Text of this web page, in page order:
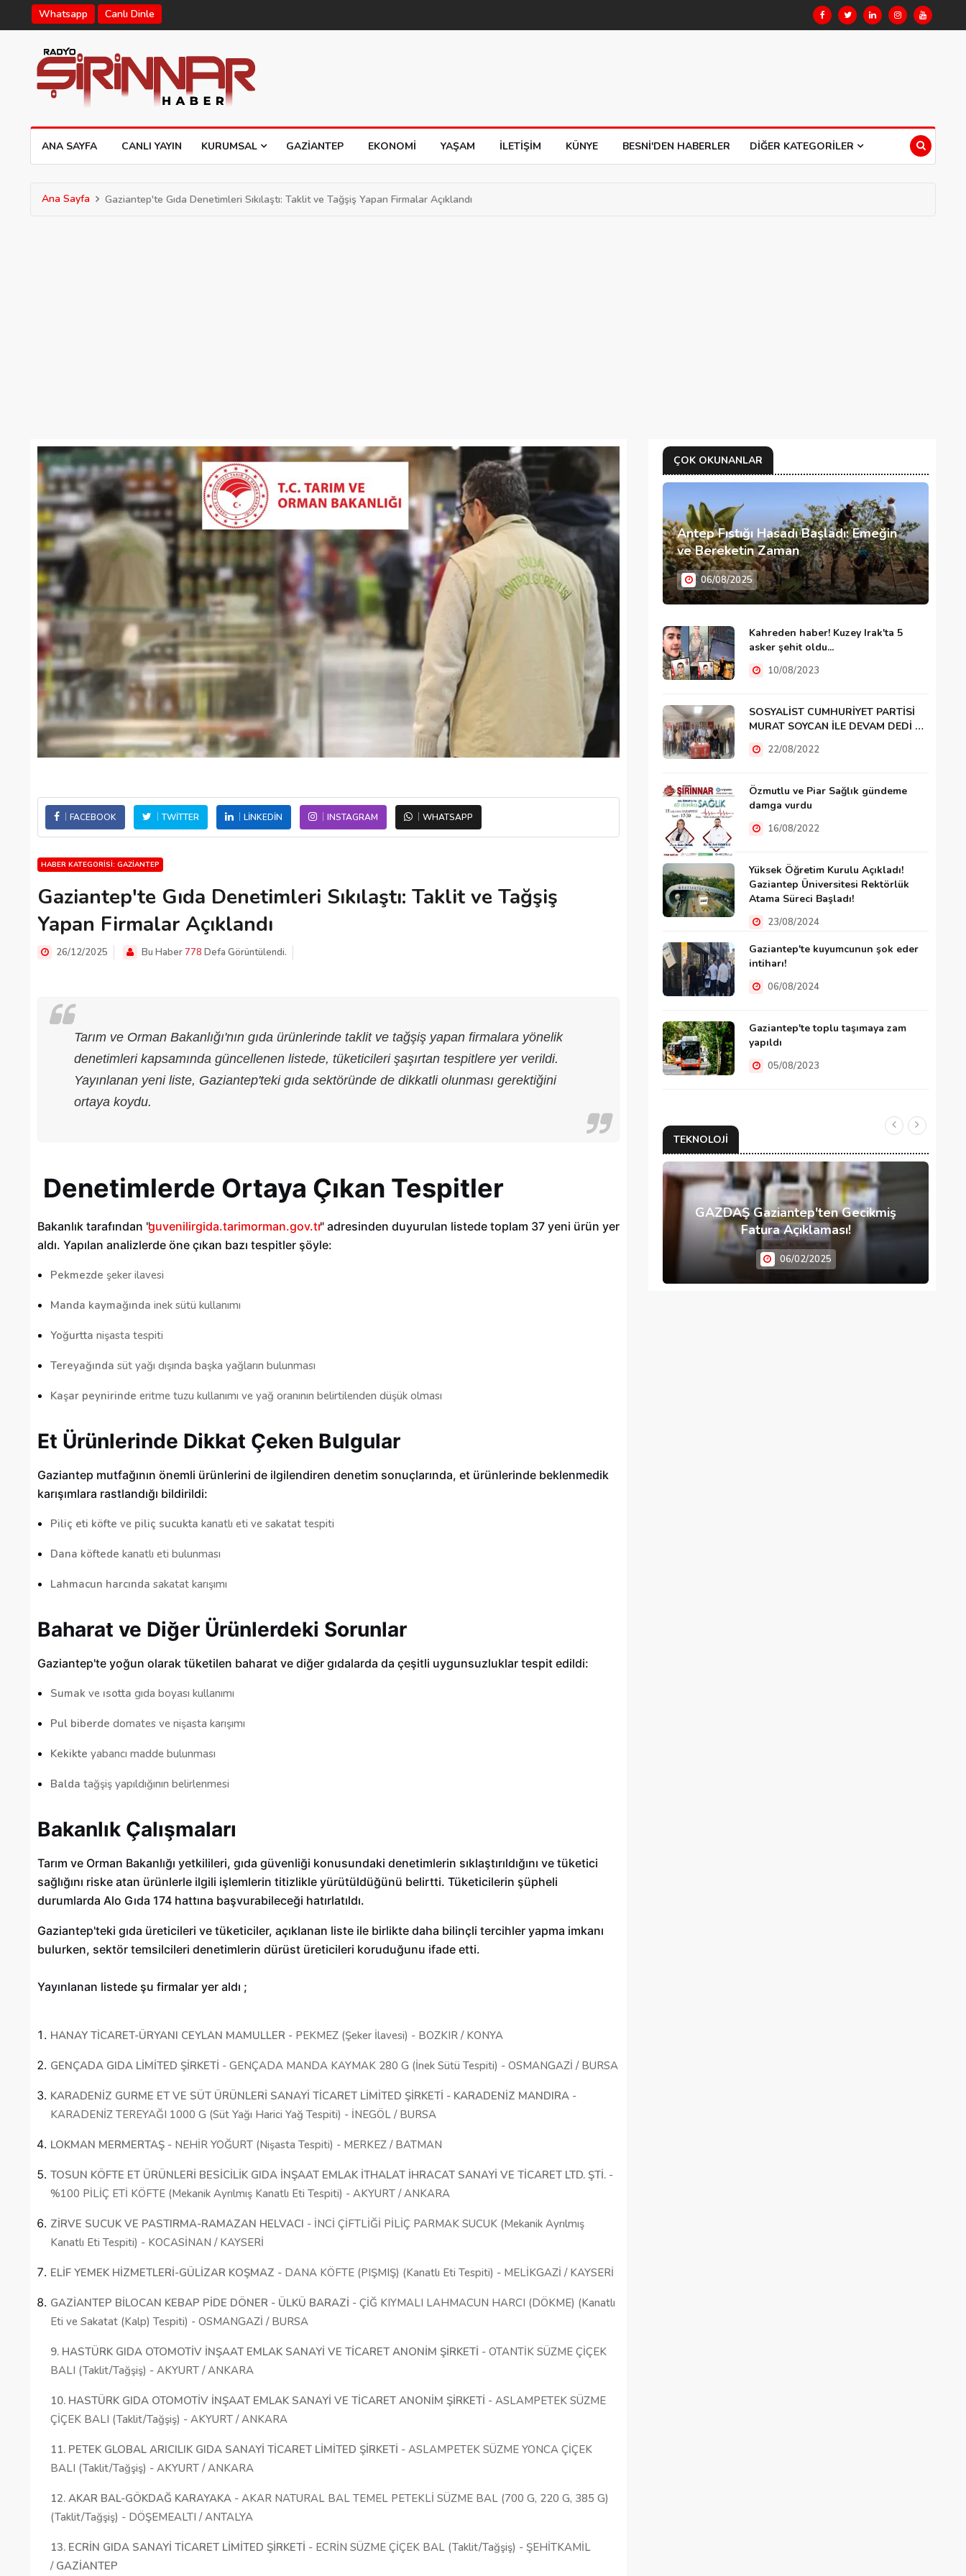
Whatsapp Canlı Dinle
ANA SAYFA CANLI YAYIN KURUMSAL GAZIANTEP EKONOMI YAŞAM İLETIŞIM KÜNYE BESNI'DEN HABERLER DIĞER KATEGORILER
Ana Sayfa Gaziantep'te Gıda Denetimleri Sıkılaştı: Taklit ve Tağşiş Yapan Firmalar Açıklandı
FACEBOOK TWITTER LINKEDIN INSTAGRAM WHATSAPP
HABER KATEGORISI: GAZIANTEP
Gaziantep'te Gıda Denetimleri Sıkılaştı: Taklit ve Tağşiş
Yapan Firmalar Açıklandı
26/12/2025 Bu Haber778 Defa Görüntülendi.
Tarım ve Orman Bakanlığı'nın gıda ürünlerinde taklit ve tağşiş yapan firmalara yönelik
denetimleri kapsamında güncellenen listede, tüketicileri şaşırtan tespitlere yer verildi.
Yayınlanan yeni liste, Gaziantep'teki gıda sektöründe de dikkatli olunması gerektiğini
ortaya koydu.
Denetimlerde Ortaya Çıkan Tespitler
Bakanlık tarafından "guvenilirgida.tarimorman.gov.tr" adresinden duyurulan listede toplam 37 yeni ürün yer
aldı. Yapılan analizlerde öne çıkan bazı tespitler şöyle:
Pekmezde şeker ilavesi
Manda kaymağında inek sütü kullanımı
Yoğurtta nişasta tespiti
Tereyağında süt yağı dışında başka yağların bulunması
Kaşar peynirinde eritme tuzu kullanımı ve yağ oranının belirtilenden düşük olması
Et Ürünlerinde Dikkat Çeken Bulgular
Gaziantep mutfağının önemli ürünlerini de ilgilendiren denetim sonuçlarında, et ürünlerinde beklenmedik
karışımlara rastlandığı bildirildi:
Piliç eti köfte ve piliç sucukta kanatlı eti ve sakatat tespiti
Dana köftede kanatlı eti bulunması
Lahmacun harcında sakatat karışımı
Baharat ve Diğer Ürünlerdeki Sorunlar
Gaziantep'te yoğun olarak tüketilen baharat ve diğer gıdalarda da çeşitli uygunsuzluklar tespit edildi:
Sumak ve ısotta gıda boyası kullanımı
Pul biberde domates ve nişasta karışımı
Kekikte yabancı madde bulunması
Balda tağşiş yapıldığının belirlenmesi
Bakanlık Çalışmaları
Tarım ve Orman Bakanlığı yetkilileri, gıda güvenliği konusundaki denetimlerin sıklaştırıldığını ve tüketici
sağlığını riske atan ürünlerle ilgili işlemlerin titizlikle yürütüldüğünü belirtti. Tüketicilerin şüpheli
durumlarda Alo Gıda 174 hattına başvurabileceği hatırlatıldı.
Gaziantep'teki gıda üreticileri ve tüketiciler, açıklanan liste ile birlikte daha bilinçli tercihler yapma imkanı
bulurken, sektör temsilcileri denetimlerin dürüst üreticileri koruduğunu ifade etti.
Yayınlanan listede şu firmalar yer aldı ;
HANAY TİCARET-ÜRYANI CEYLAN MAMULLER - PEKMEZ (Şeker İlavesi) - BOZKIR / KONYA
GENÇADA GIDA LİMİTED ŞİRKETİ - GENÇADA MANDA KAYMAK 280 G (İnek Sütü Tespiti) - OSMANGAZİ / BURSA
KARADENİZ GURME ET VE SÜT ÜRÜNLERİ SANAYİ TİCARET LİMİTED ŞİRKETİ - KARADENİZ MANDIRA -
KARADENİZ TEREYAĞI 1000 G (Süt Yağı Harici Yağ Tespiti) - İNEGÖL / BURSA
LOKMAN MERMERTAŞ - NEHİR YOĞURT (Nişasta Tespiti) - MERKEZ / BATMAN
TOSUN KÖFTE ET ÜRÜNLERİ BESİCİLİK GIDA İNŞAAT EMLAK İTHALAT İHRACAT SANAYİ VE TİCARET LTD. ŞTİ. -
%100 PİLİÇ ETİ KÖFTE (Mekanik Ayrılmış Kanatlı Eti Tespiti) - AKYURT / ANKARA
ZİRVE SUCUK VE PASTIRMA-RAMAZAN HELVACI - İNCİ ÇİFTLİĞİ PİLİÇ PARMAK SUCUK (Mekanik Ayrılmış
Kanatlı Eti Tespiti) - KOCASİNAN / KAYSERİ
ELİF YEMEK HİZMETLERİ-GÜLİZAR KOŞMAZ - DANA KÖFTE (PIŞMIŞ) (Kanatlı Eti Tespiti) - MELİKGAZİ / KAYSERİ
GAZİANTEP BİLOCAN KEBAP PİDE DÖNER - ÜLKÜ BARAZİ - ÇİĞ KIYMALI LAHMACUN HARCI (DÖKME) (Kanatlı
Eti ve Sakatat (Kalp) Tespiti) - OSMANGAZİ / BURSA
9. HASTÜRK GIDA OTOMOTİV İNŞAAT EMLAK SANAYİ VE TİCARET ANONİM ŞİRKETİ - OTANTİK SÜZME ÇİÇEK
BALI (Taklit/Tağşiş) - AKYURT / ANKARA
10. HASTÜRK GIDA OTOMOTİV İNŞAAT EMLAK SANAYİ VE TİCARET ANONİM ŞİRKETİ - ASLAMPETEK SÜZME
ÇİÇEK BALI (Taklit/Tağşiş) - AKYURT / ANKARA
11. PETEK GLOBAL ARICILIK GIDA SANAYİ TİCARET LİMİTED ŞİRKETİ - ASLAMPETEK SÜZME YONCA ÇİÇEK
BALI (Taklit/Tağşiş) - AKYURT / ANKARA
12. AKAR BAL-GÖKDAĞ KARAYAKA - AKAR NATURAL BAL TEMEL PETEKLİ SÜZME BAL (700 G, 220 G, 385 G)
(Taklit/Tağşiş) - DÖŞEMEALTI / ANTALYA
13. ECRİN GIDA SANAYİ TİCARET LİMİTED ŞİRKETİ - ECRİN SÜZME ÇİÇEK BAL (Taklit/Tağşiş) - ŞEHİTKAMİL
/ GAZİANTEP
ÇOK OKUNANLAR
Antep Fıstığı Hasadı Başladı: Emeğin
ve Bereketin Zaman
06/08/2025
Kahreden haber! Kuzey Irak'ta 5
asker şehit oldu...
10/08/2023
SOSYALİST CUMHURİYET PARTİSİ
MURAT SOYCAN İLE DEVAM DEDİ …
22/08/2022
Özmutlu ve Piar Sağlık gündeme
damga vurdu
16/08/2022
Yüksek Öğretim Kurulu Açıkladı!
Gaziantep Üniversitesi Rektörlük
Atama Süreci Başladı!
23/08/2024
Gaziantep'te kuyumcunun şok eder
intiharı!
06/08/2024
Gaziantep'te toplu taşımaya zam
yapıldı
05/08/2023
TEKNOLOJI
Ücretlerine Yüzde 70 Zam Geliyor
yapacak, işte şartlar
GAZDAŞ Gaziantep'ten Gecikmiş
Fatura Açıklaması!
06/02/2025